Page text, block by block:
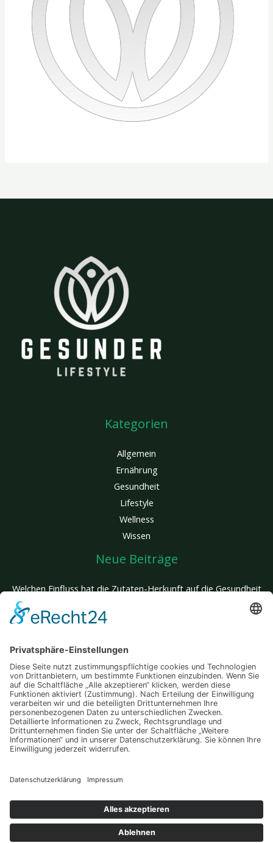
Kategorien
Allgemein
Ernährung
Gesundheit
Lifestyle
Wellness
Wissen
Neue Beiträge
Welchen Einfluss hat die Zutaten-Herkunft auf die Gesundheit
Glatte Haut, kein Aufwand: Entdecke den Unterschied einer
Mit jedem Zug stärker: Wie gezieltes Training im Wasser Körper
und Herz fordert
Wenn mehrere Traumziele zusammenkommen – so wird deine
Reise zum unvergesslichen Abenteuer
Auswärts essen und trotzdem fit bleiben – Tipps für einen
bewussten Lifestyle
Copyright © 2026 Gesunder Lifestyle